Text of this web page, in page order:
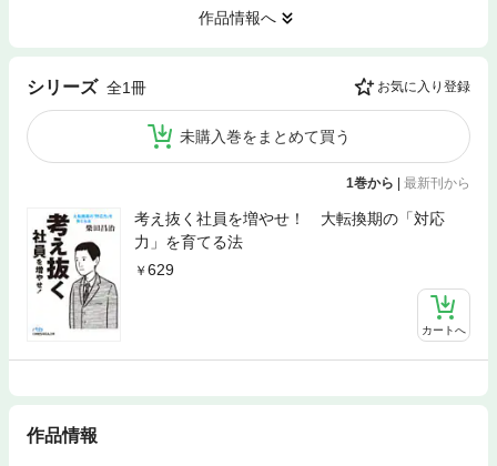
作品情報へ
シリーズ 全1冊 お気に入り登録
未購入巻をまとめて買う
1巻から 最新刊から
考え抜く社員を増やせ！ 大転換期の「対応
力」を育てる法
629
カートへ
作品情報